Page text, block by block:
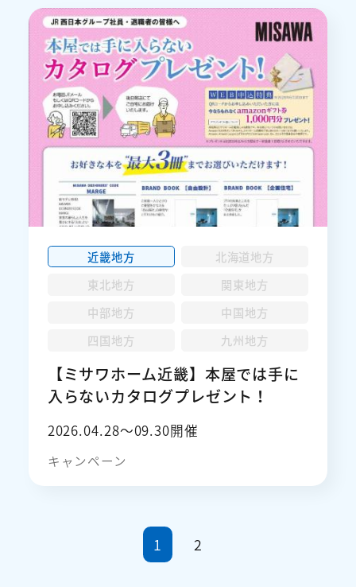
近畿地方
北海道地方
東北地方
関東地方
中部地方
中国地方
四国地方
九州地方
【ミサワホーム近畿】本屋では手に
入らないカタログプレゼント！
2026.04.28〜09.30開催
キャンペーン
1 2